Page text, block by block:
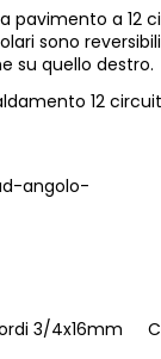
pavimento a 12
sono
su quello destro.
12
angolo-
3/4x16mm